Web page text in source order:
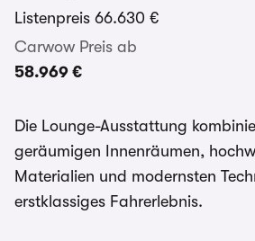
Listenpreis 66.630 €
Carwow Preis ab
58.969 €
Die Lounge-Ausstattung
geräumigen Innenräumen,
Materialien und modernsten
erstklassiges Fahrerlebnis.